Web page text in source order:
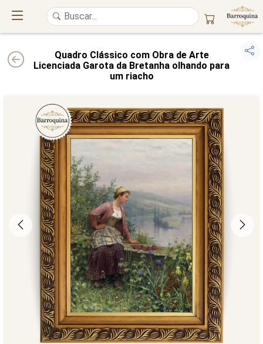
UM ATELIÊ 100% FINE ART
Trazemos a imponência dasmaiores obras de arte do mundo
alto padrão da sua casa. Nosso acervo reúne a genialidade degrandes
pintores renomados, resgatando artes reaise o requinte inconfundível
das obras do
século XIX. Produção artesanal emCanvas 100% Algodão
molduras em
Madeira Maciçae impressão com Pigmentação Mineral
QUALIDADE DE MUSEU GARANTIA ETERNA
Curadoria das Campanhas
A seleção de obras-primas apresentadas em nossos vídeos nas redes
sociais, reunidas aqui para sua apreciação.
Quadro Clássico com Obra de Arte
Licenciada Garota da Bretanha olhando para
um riacho